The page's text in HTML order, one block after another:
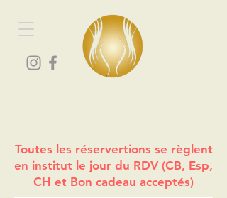
Toutes les réservertions se règlent
en institut le jour du RDV (CB, Esp,
CH et Bon cadeau acceptés)